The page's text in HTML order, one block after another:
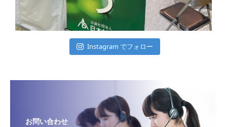
Instagram でフォロー
お問い合わせ